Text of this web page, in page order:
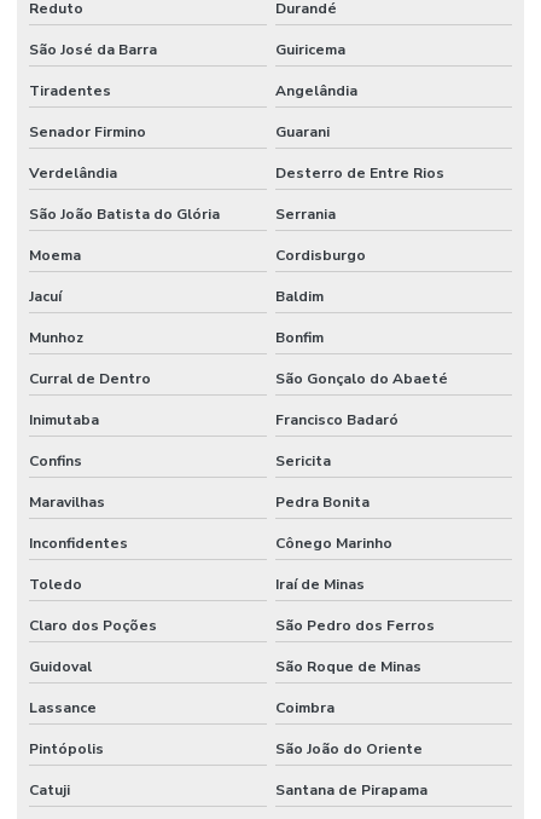
Reduto Durandé
São José da Barra Guiricema
Tiradentes Angelândia
Senador Firmino Guarani
Verdelândia Desterro de Entre Rios
São João Batista do Glória Serrania
Moema Cordisburgo
Jacuí Baldim
Munhoz Bonfim
Curral de Dentro São Gonçalo do Abaeté
Inimutaba Francisco Badaró
Confins Sericita
Maravilhas Pedra Bonita
Inconfidentes Cônego Marinho
Toledo Iraí de Minas
Claro dos Poções São Pedro dos Ferros
Guidoval São Roque de Minas
Lassance Coimbra
Pintópolis São João do Oriente
Catuji Santana de Pirapama